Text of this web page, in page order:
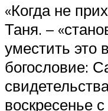
«Когда не
Таня. –
уместить это
богословие:
воскресенье